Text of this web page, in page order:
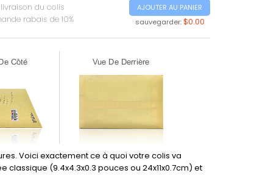
du colis
rabais de 10%
AJOUTER AU PANIER
sauvegarder: $0.00
Voici exactement ce à quoi votre colis va
(9.4x4.3x0.3 pouces ou 24x11x0.7cm) et